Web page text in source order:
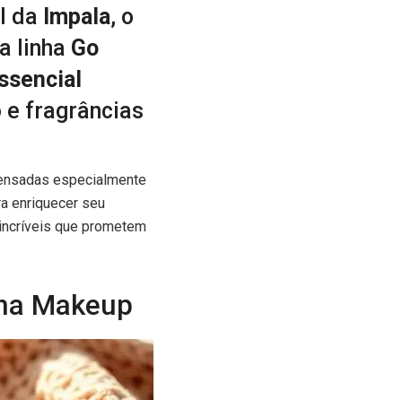
da Impala, o
linha Go
fragrâncias
especialmente
enriquecer seu
que prometem
Makeup